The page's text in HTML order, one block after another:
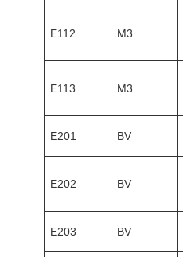
E112 M3
E113 M3
E201 BV
E202 BV
E203 BV